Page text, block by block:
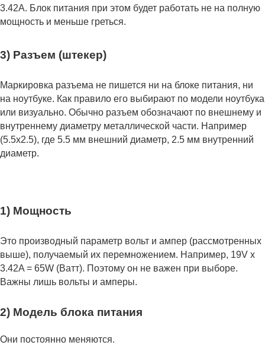
3.42А. Блок питания при этом будет работать не на полную
мощность и меньше греться.
3) Разъем (штекер)
Маркировка разъема не пишется ни на блоке питания, ни
на ноутбуке. Как правило его выбирают по модели ноутбука
или визуально. Обычно разъем обозначают по внешнему и
внутреннему диаметру металлической части. Например
(5.5x2.5), где 5.5 мм внешний диаметр, 2.5 мм внутренний
диаметр.
1) Мощность
Это производный параметр вольт и ампер (рассмотренных
выше), получаемый их перемножением. Например, 19V x
3.42A = 65W (Ватт). Поэтому он не важен при выборе.
Важны лишь вольты и амперы.
2) Модель блока питания
Они постоянно меняются.